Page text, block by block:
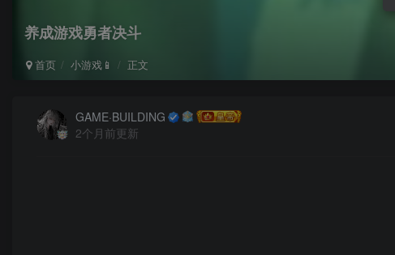
养成游戏勇者决斗
首页 小游戏📱 正文
GAME·BUILDING
2个月前更新